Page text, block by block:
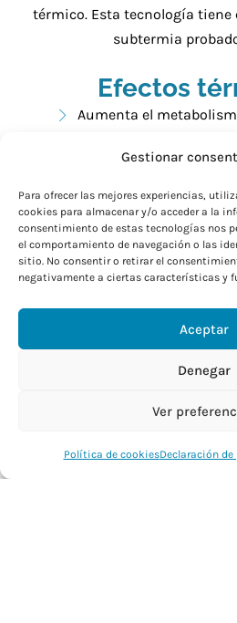
Gestionar
Para ofrecer las mejores experiencias,
cookies para almacenar y/o acceder a la
consentimiento de estas tecnologías nos
el comportamiento de navegación o las
sitio. No consentir o retirar el
negativamente a ciertas características y
Aceptar
Denegar
Ver
Política de cookiesDeclaración
térmico. Esta tecnología tiene
subtermia
Efectos
Aumenta el
Estimula la síntesis de
Alivia la tensión
Efectos en
Favorece la
células madre
Potencia la reparación
Reduce la inflamación
Aumenta el metabolismo
Regula la migración